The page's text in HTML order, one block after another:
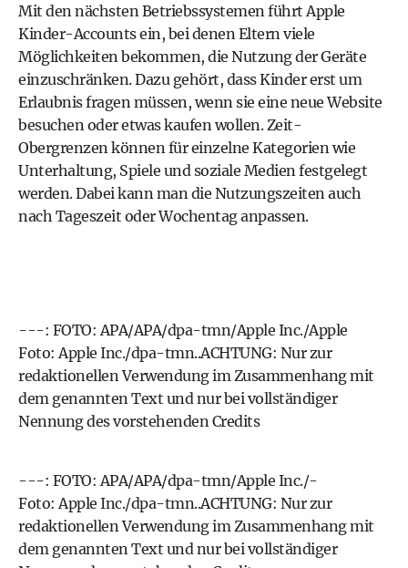
Mit den nächsten Betriebssystemen führt Apple
Kinder-Accounts ein, bei denen Eltern viele
Möglichkeiten bekommen, die Nutzung der Geräte
einzuschränken. Dazu gehört, dass Kinder erst um
Erlaubnis fragen müssen, wenn sie eine neue Website
besuchen oder etwas kaufen wollen. Zeit-
Obergrenzen können für einzelne Kategorien wie
Unterhaltung, Spiele und soziale Medien festgelegt
werden. Dabei kann man die Nutzungszeiten auch
nach Tageszeit oder Wochentag anpassen.
---: FOTO: APA/APA/dpa-tmn/Apple Inc./Apple
Foto: Apple Inc./dpa-tmn..ACHTUNG: Nur zur
redaktionellen Verwendung im Zusammenhang mit
dem genannten Text und nur bei vollständiger
Nennung des vorstehenden Credits
---: FOTO: APA/APA/dpa-tmn/Apple Inc./-
Foto: Apple Inc./dpa-tmn..ACHTUNG: Nur zur
redaktionellen Verwendung im Zusammenhang mit
dem genannten Text und nur bei vollständiger